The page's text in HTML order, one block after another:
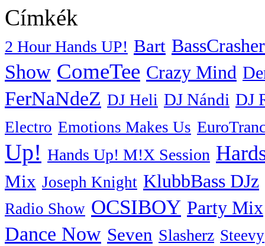
Címkék
2 Hour Hands UP! Bart BassCrasher
Show ComeTee Crazy Mind
FerNaNdeZ DJ Heli DJ Nándi DJ
Electro Emotions Makes Us
Up! Hands Up! M!X Session
Mix Joseph Knight KlubbBass DJz
Radio Show OCSIBOY Party Mix
Dance Now Seven Slasherz Steevy